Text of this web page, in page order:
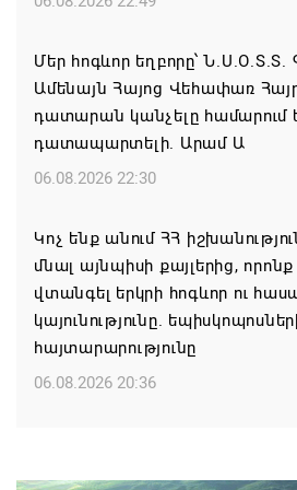
Մեր հոգևոր եղբորը՝
Ամենայն Հայոց Վեհափառ
դատարան կանչելը համարում
դատապարտելի. Արամ Ա
06.08.2026 22:30
Կոչ ենք անում ՀՀ
մնալ այնպիսի քայլերից,
վտանգել երկրի հոգևոր ու
կայունությունը.
հայտարարությունը
06.08.2026 20:36